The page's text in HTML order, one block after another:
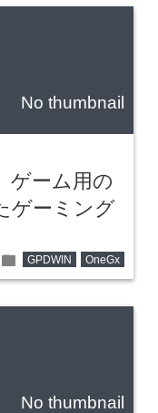
No thumbnail
ゲーム用の
ゲーミング
folder GPDWIN OneGx
No thumbnail